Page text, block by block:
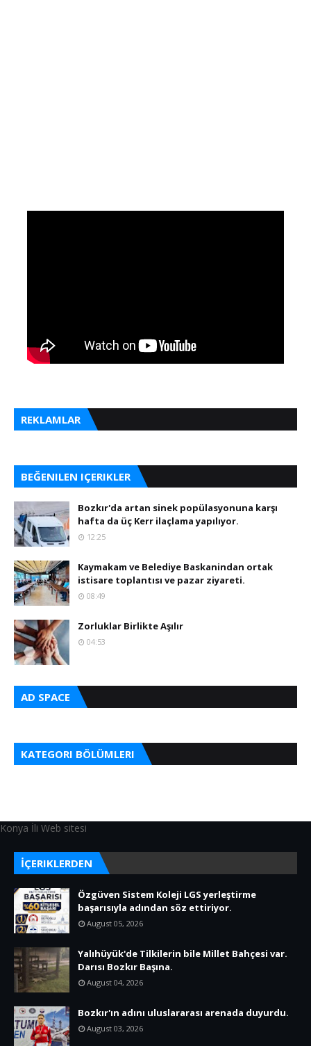
REKLAMLAR
BEĞENILEN IÇERIKLER
Bozkır'da artan sinek popülasyonuna karşı
hafta da üç Kerr ilaçlama yapılıyor.
12:25
Kaymakam ve Belediye Baskanindan ortak
istisare toplantısı ve pazar ziyareti.
08:49
Zorluklar Birlikte Aşılır
04:53
AD SPACE
KATEGORI BÖLÜMLERI
Konya İli Web sitesi
İÇERIKLERDEN
Özgüven Sistem Koleji LGS yerleştirme
başarısıyla adından söz ettiriyor.
August 05, 2026
Yalıhüyük'de Tilkilerin bile Millet Bahçesi var.
Darısı Bozkır Başına.
August 04, 2026
Bozkır'ın adını uluslararası arenada duyurdu.
August 03, 2026